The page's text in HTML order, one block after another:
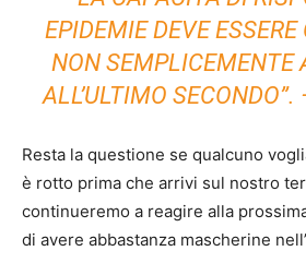
EPIDEMIE DEVE
NON SEMPLICEMENTE
ALL’ULTIMO
Resta la questione se qualcuno
è rotto prima che arrivi sul nostro
continueremo a reagire alla
di avere abbastanza mascherine